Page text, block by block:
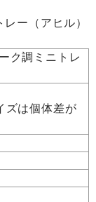
ー（アヒル）
ク調ミニトレ
ズは個体差が